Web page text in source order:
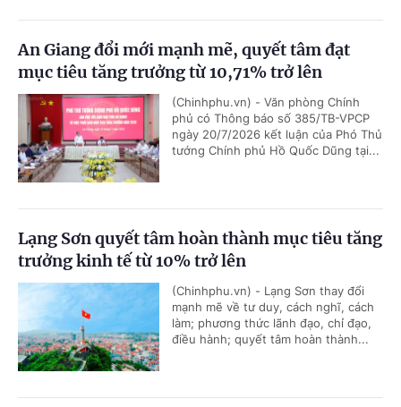
An Giang đổi mới mạnh mẽ, quyết tâm đạt
mục tiêu tăng trưởng từ 10,71% trở lên
(Chinhphu.vn) - Văn phòng Chính
phủ có Thông báo số 385/TB-VPCP
ngày 20/7/2026 kết luận của Phó Thủ
tướng Chính phủ Hồ Quốc Dũng tại...
Lạng Sơn quyết tâm hoàn thành mục tiêu tăng
trưởng kinh tế từ 10% trở lên
(Chinhphu.vn) - Lạng Sơn thay đổi
mạnh mẽ về tư duy, cách nghĩ, cách
làm; phương thức lãnh đạo, chỉ đạo,
điều hành; quyết tâm hoàn thành...